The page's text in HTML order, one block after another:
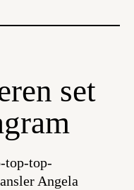
set
top-top-
Angela